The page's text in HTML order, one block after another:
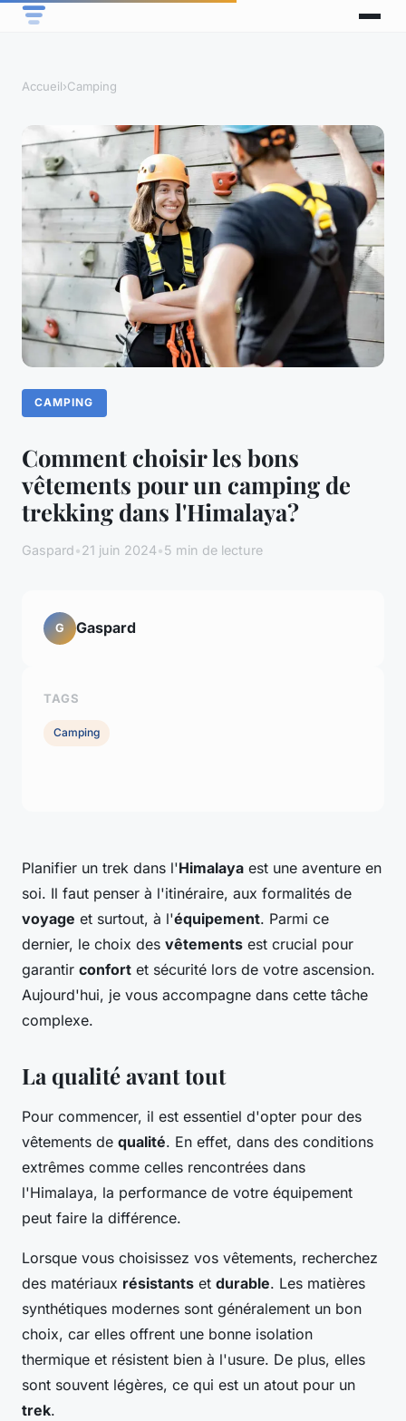
Accueil›Camping
CAMPING
Comment choisir les bons
vêtements pour un camping de
trekking dans l'Himalaya?
Gaspard•21 juin 2024•5 min de lecture
Planifier un trek dans l'Himalaya est une aventure en
soi. Il faut penser à l'itinéraire, aux formalités de
voyage et surtout, à l'équipement. Parmi ce
dernier, le choix des vêtements est crucial pour
garantir confort et sécurité lors de votre ascension.
Aujourd'hui, je vous accompagne dans cette tâche
complexe.
La qualité avant tout
Pour commencer, il est essentiel d'opter pour des
vêtements de qualité. En effet, dans des conditions
extrêmes comme celles rencontrées dans
l'Himalaya, la performance de votre équipement
peut faire la différence.
Lorsque vous choisissez vos vêtements, recherchez
des matériaux résistants et durable. Les matières
synthétiques modernes sont généralement un bon
choix, car elles offrent une bonne isolation
thermique et résistent bien à l'usure. De plus, elles
sont souvent légères, ce qui est un atout pour un
trek.
G Gaspard
TAGS
Camping